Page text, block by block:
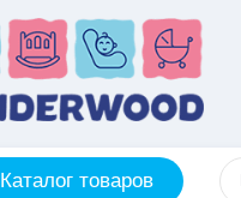
Каталог товаров